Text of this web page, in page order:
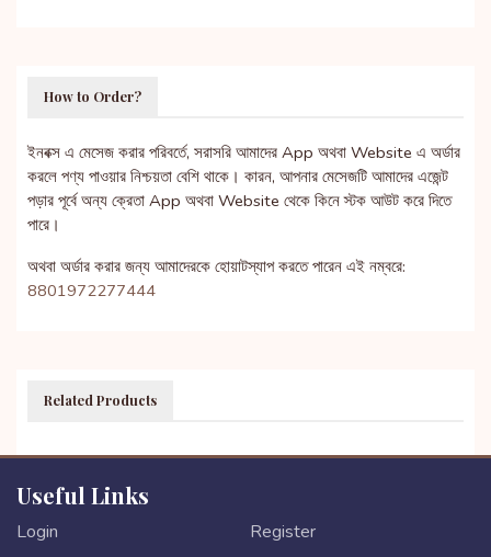
How to Order?
ইনবক্স এ মেসেজ করার পরিবর্তে, সরাসরি আমাদের App অথবা Website এ অর্ডার
করলে পণ্য পাওয়ার নিশ্চয়তা বেশি থাকে। কারন, আপনার মেসেজটি আমাদের এজেন্ট
পড়ার পূর্বে অন্য ক্রেতা App অথবা Website থেকে কিনে স্টক আউট করে দিতে
পারে।
অথবা অর্ডার করার জন্য আমাদেরকে হোয়াটস্যাপ করতে পারেন এই নম্বরে:
8801972277444
Related Products
Useful Links
Login Register